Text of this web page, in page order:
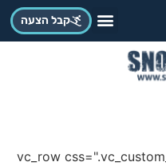
קבל הצעה
[vc_row